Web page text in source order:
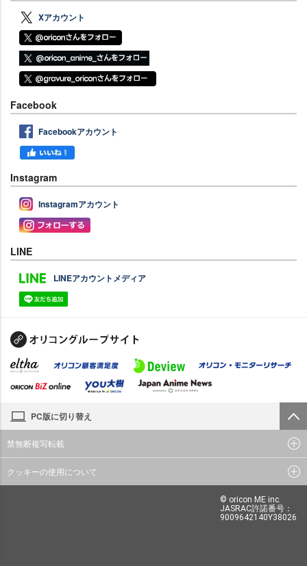
Xアカウント
Facebook
Facebookアカウント
Instagram
Instagramアカウント
LINE
LINEアカウントメディア
PC版に切り替え
禁無断複写転載
クッキーの使用について
© oricon ME inc.
JASRAC許諾番号：
9009642140Y38026